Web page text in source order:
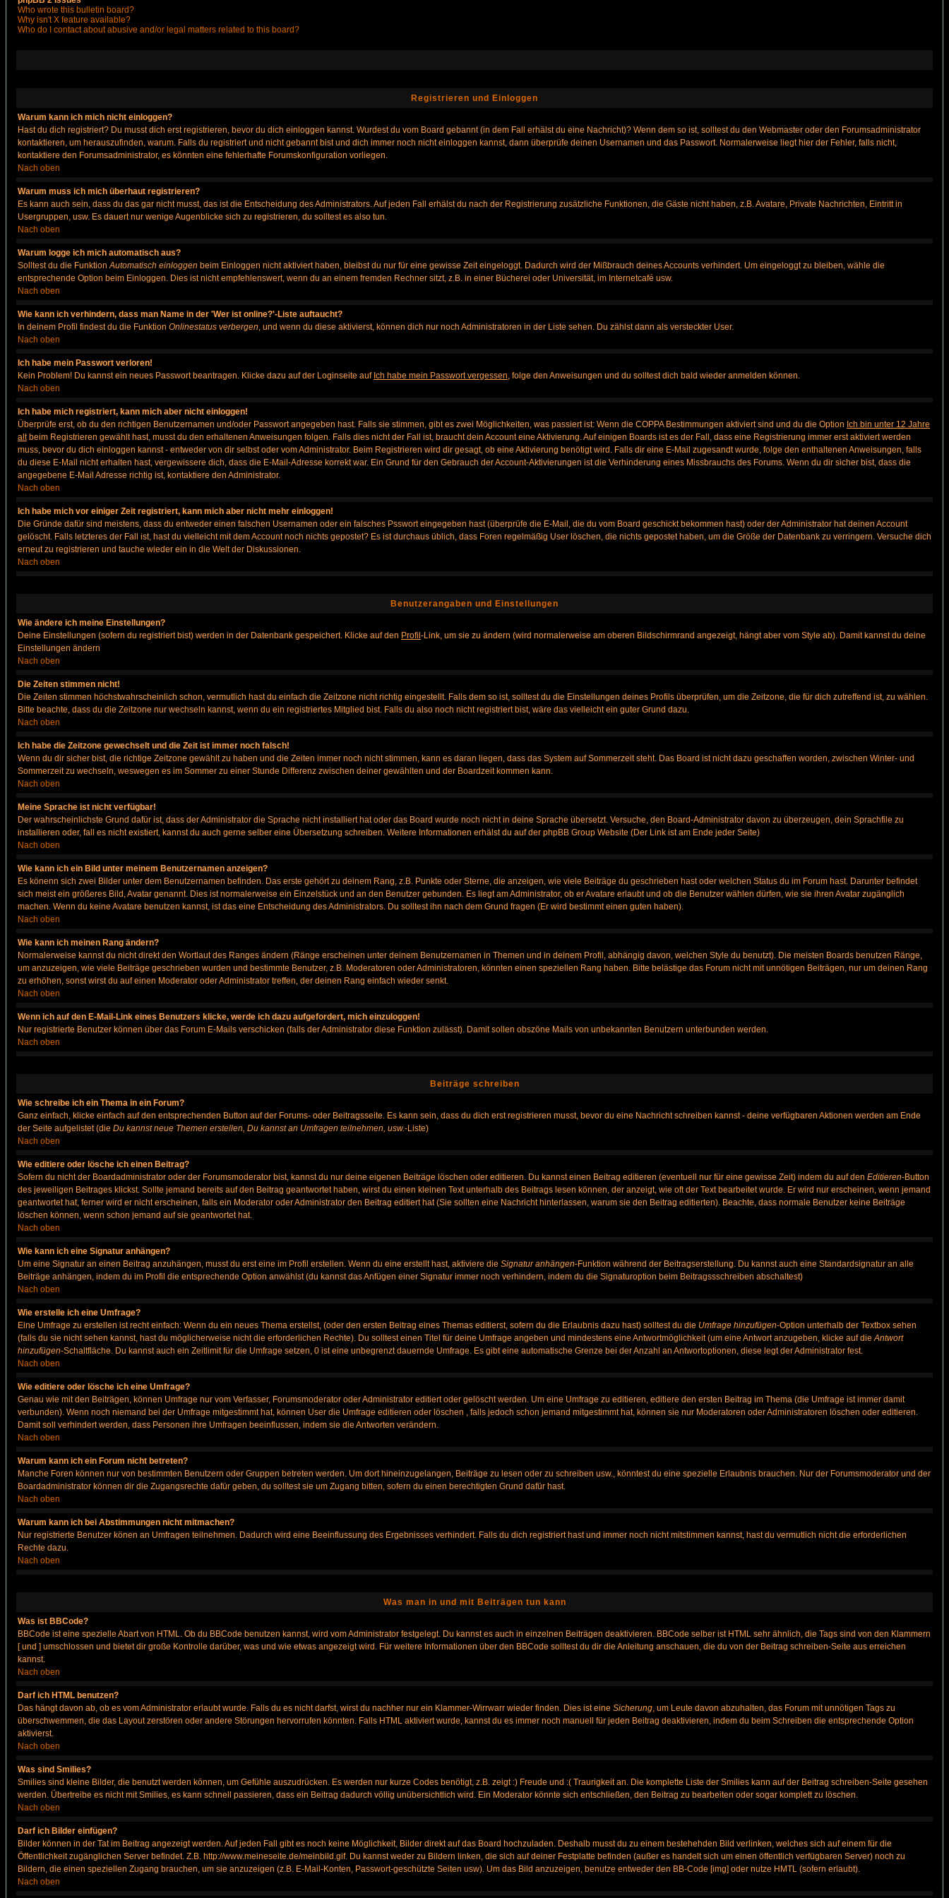
Who wrote this bulletin board?
Why isn't X feature available?
Who do I contact about abusive and/or legal matters related to this board?
Registrieren und Einloggen
Warum kann ich mich nicht einloggen?
Hast du dich registriert? Du musst dich erst registrieren, bevor du dich einloggen kannst. Wurdest du vom Board gebannt (in dem Fall erhälst du eine Nachricht)? Wenn dem so ist, solltest du den Webmaster oder den Forumsadministrator
kontaktieren, um herauszufinden, warum. Falls du registriert und nicht gebannt bist und dich immer noch nicht einloggen kannst, dann überprüfe deinen Usernamen und das Passwort. Normalerweise liegt hier der Fehler, falls nicht,
kontaktiere den Forumsadministrator, es könnten eine fehlerhafte Forumskonfiguration vorliegen.
Nach oben
Warum muss ich mich überhaut registrieren?
Es kann auch sein, dass du das gar nicht musst, das ist die Entscheidung des Administrators. Auf jeden Fall erhälst du nach der Registrierung zusätzliche Funktionen, die Gäste nicht haben, z.B. Avatare, Private Nachrichten, Eintritt in
Usergruppen, usw. Es dauert nur wenige Augenblicke sich zu registrieren, du solltest es also tun.
Nach oben
Warum logge ich mich automatisch aus?
Solltest du die FunktionAutomatisch einloggen beim Einloggen nicht aktiviert haben, bleibst du nur für eine gewisse Zeit eingeloggt. Dadurch wird der Mißbrauch deines Accounts verhindert. Um eingeloggt zu bleiben, wähle die
entsprechende Option beim Einloggen. Dies ist nicht empfehlenswert, wenn du an einem fremden Rechner sitzt, z.B. in einer Bücherei oder Universität, im Internetcafé usw.
Nach oben
Wie kann ich verhindern, dass man Name in der 'Wer ist online?'-Liste auftaucht?
In deinem Profil findest du die Funktion Onlinestatus verbergen, und wenn du diese aktivierst, können dich nur noch Administratoren in der Liste sehen. Du zählst dann als versteckter User.
Nach oben
Ich habe mein Passwort verloren!
Kein Problem! Du kannst ein neues Passwort beantragen. Klicke dazu auf der Loginseite auf Ich habe mein Passwort vergessen, folge den Anweisungen und du solltest dich bald wieder anmelden können.
Nach oben
Ich habe mich registriert, kann mich aber nicht einloggen!
Überprüfe erst, ob du den richtigen Benutzernamen und/oder Passwort angegeben hast. Falls sie stimmen, gibt es zwei Möglichkeiten, was passiert ist: Wenn die COPPA Bestimmungen aktiviert sind und du die Option Ich bin unter 12 Jahre
altbeim Registrieren gewählt hast, musst du den erhaltenen Anweisungen folgen. Falls dies nicht der Fall ist, braucht dein Account eine Aktivierung. Auf einigen Boards ist es der Fall, dass eine Registrierung immer erst aktiviert werden
muss, bevor du dich einloggen kannst - entweder von dir selbst oder vom Administrator. Beim Registrieren wird dir gesagt, ob eine Aktivierung benötigt wird. Falls dir eine E-Mail zugesandt wurde, folge den enthaltenen Anweisungen, falls
du diese E-Mail nicht erhalten hast, vergewissere dich, dass die E-Mail-Adresse korrekt war. Ein Grund für den Gebrauch der Account-Aktivierungen ist die Verhinderung eines Missbrauchs des Forums. Wenn du dir sicher bist, dass die
angegebene E-Mail Adresse richtig ist, kontaktiere den Administrator.
Nach oben
Ich habe mich vor einiger Zeit registriert, kann mich aber nicht mehr einloggen!
Die Gründe dafür sind meistens, dass du entweder einen falschen Usernamen oder ein falsches Psswort eingegeben hast (überprüfe die E-Mail, die du vom Board geschickt bekommen hast) oder der Administrator hat deinen Account
gelöscht. Falls letzteres der Fall ist, hast du vielleicht mit dem Account noch nichts gepostet? Es ist durchaus üblich, dass Foren regelmäßig User löschen, die nichts gepostet haben, um die Größe der Datenbank zu verringern. Versuche dich
erneut zu registrieren und tauche wieder ein in die Welt der Diskussionen.
Nach oben
Benutzerangaben und Einstellungen
Wie ändere ich meine Einstellungen?
Deine Einstellungen (sofern du registriert bist) werden in der Datenbank gespeichert. Klicke auf den Profil -Link, um sie zu ändern (wird normalerweise am oberen Bildschirmrand angezeigt, hängt aber vom Style ab). Damit kannst du deine
Einstellungen ändern
Nach oben
Die Zeiten stimmen nicht!
Die Zeiten stimmen höchstwahrscheinlich schon, vermutlich hast du einfach die Zeitzone nicht richtig eingestellt. Falls dem so ist, solltest du die Einstellungen deines Profils überprüfen, um die Zeitzone, die für dich zutreffend ist, zu wählen.
Bitte beachte, dass du die Zeitzone nur wechseln kannst, wenn du ein registriertes Mitglied bist. Falls du also noch nicht registriert bist, wäre das vielleicht ein guter Grund dazu.
Nach oben
Ich habe die Zeitzone gewechselt und die Zeit ist immer noch falsch!
Wenn du dir sicher bist, die richtige Zeitzone gewählt zu haben und die Zeiten immer noch nicht stimmen, kann es daran liegen, dass das System auf Sommerzeit steht. Das Board ist nicht dazu geschaffen worden, zwischen Winter- und
Sommerzeit zu wechseln, weswegen es im Sommer zu einer Stunde Differenz zwischen deiner gewählten und der Boardzeit kommen kann.
Nach oben
Meine Sprache ist nicht verfügbar!
Der wahrscheinlichste Grund dafür ist, dass der Administrator die Sprache nicht installiert hat oder das Board wurde noch nicht in deine Sprache übersetzt. Versuche, den Board-Administrator davon zu überzeugen, dein Sprachfile zu
installieren oder, fall es nicht existiert, kannst du auch gerne selber eine Übersetzung schreiben. Weitere Informationen erhälst du auf der phpBB Group Website (Der Link ist am Ende jeder Seite)
Nach oben
Wie kann ich ein Bild unter meinem Benutzernamen anzeigen?
Es könenn sich zwei Bilder unter dem Benutzernamen befinden. Das erste gehört zu deinem Rang, z.B. Punkte oder Sterne, die anzeigen, wie viele Beiträge du geschrieben hast oder welchen Status du im Forum hast. Darunter befindet
sich meist ein größeres Bild, Avatar genannt. Dies ist normalerweise ein Einzelstück und an den Benutzer gebunden. Es liegt am Administrator, ob er Avatare erlaubt und ob die Benutzer wählen dürfen, wie sie ihren Avatar zugänglich
machen. Wenn du keine Avatare benutzen kannst, ist das eine Entscheidung des Administrators. Du solltest ihn nach dem Grund fragen (Er wird bestimmt einen guten haben).
Nach oben
Wie kann ich meinen Rang ändern?
Normalerweise kannst du nicht direkt den Wortlaut des Ranges ändern (Ränge erscheinen unter deinem Benutzernamen in Themen und in deinem Profil, abhängig davon, welchen Style du benutzt). Die meisten Boards benutzen Ränge,
um anzuzeigen, wie viele Beiträge geschrieben wurden und bestimmte Benutzer, z.B. Moderatoren oder Administratoren, könnten einen speziellen Rang haben. Bitte belästige das Forum nicht mit unnötigen Beiträgen, nur um deinen Rang
zu erhöhen, sonst wirst du auf einen Moderator oder Administrator treffen, der deinen Rang einfach wieder senkt.
Nach oben
Wenn ich auf den E-Mail-Link eines Benutzers klicke, werde ich dazu aufgefordert, mich einzuloggen!
Nur registrierte Benutzer können über das Forum E-Mails verschicken (falls der Administrator diese Funktion zulässt). Damit sollen obszöne Mails von unbekannten Benutzern unterbunden werden.
Nach oben
Beiträge schreiben
Wie schreibe ich ein Thema in ein Forum?
Ganz einfach, klicke einfach auf den entsprechenden Button auf der Forums- oder Beitragsseite. Es kann sein, dass du dich erst registrieren musst, bevor du eine Nachricht schreiben kannst - deine verfügbaren Aktionen werden am Ende
der Seite aufgelistet (die Du kannst neue Themen erstellen, Du kannst an Umfragen teilnehmen, usw.-Liste)
Nach oben
Wie editiere oder lösche ich einen Beitrag?
Sofern du nicht der Boardadministrator oder der Forumsmoderator bist, kannst du nur deine eigenen Beiträge löschen oder editieren. Du kannst einen Beitrag editieren (eventuell nur für eine gewisse Zeit) indem du auf den Editieren-Button
des jeweiligen Beitrages klickst. Sollte jemand bereits auf den Beitrag geantwortet haben, wirst du einen kleinen Text unterhalb des Beitrags lesen können, der anzeigt, wie oft der Text bearbeitet wurde. Er wird nur erscheinen, wenn jemand
geantwortet hat, ferner wird er nicht erscheinen, falls ein Moderator oder Administrator den Beitrag editiert hat (Sie sollten eine Nachricht hinterlassen, warum sie den Beitrag editierten). Beachte, dass normale Benutzer keine Beiträge
löschen können, wenn schon jemand auf sie geantwortet hat.
Nach oben
Wie kann ich eine Signatur anhängen?
Um eine Signatur an einen Beitrag anzuhängen, musst du erst eine im Profil erstellen. Wenn du eine erstellt hast, aktiviere die Signatur anhängen-Funktion während der Beitragserstellung. Du kannst auch eine Standardsignatur an alle
Beiträge anhängen, indem du im Profil die entsprechende Option anwählst (du kannst das Anfügen einer Signatur immer noch verhindern, indem du die Signaturoption beim Beitragssschreiben abschaltest)
Nach oben
Wie erstelle ich eine Umfrage?
Eine Umfrage zu erstellen ist recht einfach: Wenn du ein neues Thema erstellst, (oder den ersten Beitrag eines Themas editierst, sofern du die Erlaubnis dazu hast) solltest du die Umfrage hinzufügen-Option unterhalb der Textbox sehen
(falls du sie nicht sehen kannst, hast du möglicherweise nicht die erforderlichen Rechte). Du solltest einen Titel für deine Umfrage angeben und mindestens eine Antwortmöglichkeit (um eine Antwort anzugeben, klicke auf dieAntwort
hinzufügen-Schaltfläche. Du kannst auch ein Zeitlimit für die Umfrage setzen, 0 ist eine unbegrenzt dauernde Umfrage. Es gibt eine automatische Grenze bei der Anzahl an Antwortoptionen, diese legt der Administrator fest.
Nach oben
Wie editiere oder lösche ich eine Umfrage?
Genau wie mit den Beiträgen, können Umfrage nur vom Verfasser, Forumsmoderator oder Administrator editiert oder gelöscht werden. Um eine Umfrage zu editieren, editiere den ersten Beitrag im Thema (die Umfrage ist immer damit
verbunden). Wenn noch niemand bei der Umfrage mitgestimmt hat, können User die Umfrage editieren oder löschen , falls jedoch schon jemand mitgestimmt hat, können sie nur Moderatoren oder Administratoren löschen oder editieren.
Damit soll verhindert werden, dass Personen ihre Umfragen beeinflussen, indem sie die Antworten verändern.
Nach oben
Warum kann ich ein Forum nicht betreten?
Manche Foren können nur von bestimmten Benutzern oder Gruppen betreten werden. Um dort hineinzugelangen, Beiträge zu lesen oder zu schreiben usw., könntest du eine spezielle Erlaubnis brauchen. Nur der Forumsmoderator und der
Boardadministrator können dir die Zugangsrechte dafür geben, du solltest sie um Zugang bitten, sofern du einen berechtigten Grund dafür hast.
Nach oben
Warum kann ich bei Abstimmungen nicht mitmachen?
Nur registrierte Benutzer könen an Umfragen teilnehmen. Dadurch wird eine Beeinflussung des Ergebnisses verhindert. Falls du dich registriert hast und immer noch nicht mitstimmen kannst, hast du vermutlich nicht die erforderlichen
Rechte dazu.
Nach oben
Was man in und mit Beiträgen tun kann
Was ist BBCode?
BBCode ist eine spezielle Abart von HTML. Ob du BBCode benutzen kannst, wird vom Administrator festgelegt. Du kannst es auch in einzelnen Beiträgen deaktivieren. BBCode selber ist HTML sehr ähnlich, die Tags sind von den Klammern
[ und ] umschlossen und bietet dir große Kontrolle darüber, was und wie etwas angezeigt wird. Für weitere Informationen über den BBCode solltest du dir die Anleitung anschauen, die du von der Beitrag schreiben-Seite aus erreichen
kannst.
Nach oben
Darf ich HTML benutzen?
Das hängt davon ab, ob es vom Administrator erlaubt wurde. Falls du es nicht darfst, wirst du nachher nur ein Klammer-Wirrwarr wieder finden. Dies ist eine Sicherung, um Leute davon abzuhalten, das Forum mit unnötigen Tags zu
überschwemmen, die das Layout zerstören oder andere Störungen hervorrufen könnten. Falls HTML aktiviert wurde, kannst du es immer noch manuell für jeden Beitrag deaktivieren, indem du beim Schreiben die entsprechende Option
aktivierst.
Nach oben
Was sind Smilies?
Smilies sind kleine Bilder, die benutzt werden können, um Gefühle auszudrücken. Es werden nur kurze Codes benötigt, z.B. zeigt :) Freude und :( Traurigkeit an. Die komplette Liste der Smilies kann auf der Beitrag schreiben-Seite gesehen
werden. Übertreibe es nicht mit Smilies, es kann schnell passieren, dass ein Beitrag dadurch völlig unübersichtlich wird. Ein Moderator könnte sich entschließen, den Beitrag zu bearbeiten oder sogar komplett zu löschen.
Nach oben
Darf ich Bilder einfügen?
Bilder können in der Tat im Beitrag angezeigt werden. Auf jeden Fall gibt es noch keine Möglichkeit, Bilder direkt auf das Board hochzuladen. Deshalb musst du zu einem bestehehden Bild verlinken, welches sich auf einem für die
Öffentlichkeit zugänglichen Server befindet. Z.B. http://www.meineseite.de/meinbild.gif. Du kannst weder zu Bildern linken, die sich auf deiner Festplatte befinden (außer es handelt sich um einen öffentlich verfügbaren Server) noch zu
Bildern, die einen speziellen Zugang brauchen, um sie anzuzeigen (z.B. E-Mail-Konten, Passwort-geschützte Seiten usw). Um das Bild anzuzeigen, benutze entweder den BB-Code [img] oder nutze HMTL (sofern erlaubt).
Nach oben